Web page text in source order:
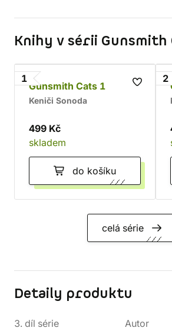
Knihy v sérii Gunsmith
1
Gunsmith Cats 1
Keniči Sonoda
499 Kč
skladem
do košíku
2
celá série
Detaily produktu
3. díl série
Autor